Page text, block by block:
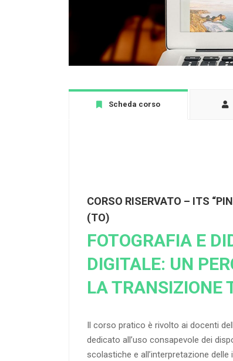
Scheda corso
CORSO RISERVATO – ITS
(TO)
FOTOGRAFIA E
DIGITALE: UN
LA TRANSIZIONE
Il corso pratico è rivolto ai docenti
dedicato all’uso consapevole dei
scolastiche e all’interpretazione